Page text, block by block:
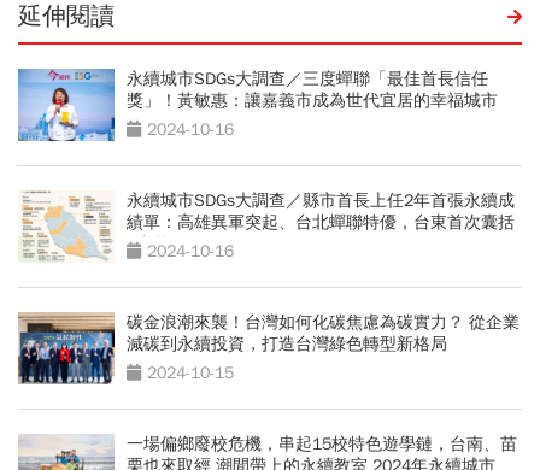
延伸閱讀
永續城市SDGs大調查／三度蟬聯「最佳首長信任
獎」！黃敏惠：讓嘉義市成為世代宜居的幸福城市
2024-10-16
永續城市SDGs大調查／縣市首長上任2年首張永續成
績單：高雄異軍突起、台北蟬聯特優，台東首次囊括
2大獎2024-10-16
碳金浪潮來襲！台灣如何化碳焦慮為碳實力？ 從企業
減碳到永續投資，打造台灣綠色轉型新格局
2024-10-15
一場偏鄉廢校危機，串起15校特色遊學鏈，台南、苗
栗也來取經 潮間帶上的永續教室 2024年永續城市